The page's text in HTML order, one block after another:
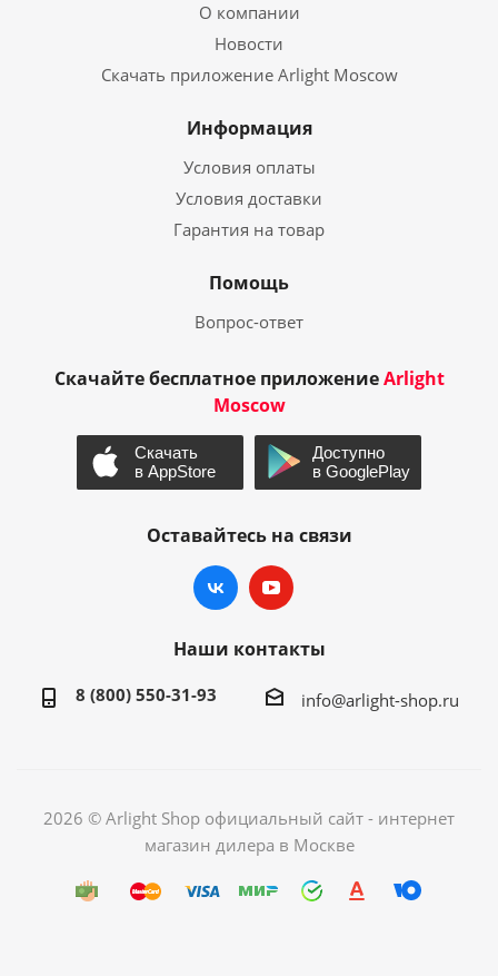
О компании
Новости
Скачать приложение Arlight Moscow
Информация
Условия оплаты
Условия доставки
Гарантия на товар
Помощь
Вопрос-ответ
Скачайте бесплатное приложениеArlight
Moscow
Оставайтесь на связи
Наши контакты
8 (800) 550-31-93 info@arlight-shop.ru
2026 © Arlight Shop официальный сайт - интернет
магазин дилера в Москве